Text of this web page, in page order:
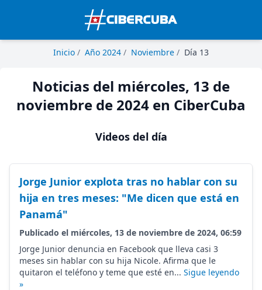
Inicio / Año 2024 / Noviembre / Día 13
Noticias del miércoles, 13 de
noviembre de 2024 en CiberCuba
Videos del día
Jorge Junior explota tras no hablar con su
hija en tres meses: "Me dicen que está en
Panamá"
Publicado el miércoles, 13 de noviembre de 2024, 06:59
Jorge Junior denuncia en Facebook que lleva casi 3
meses sin hablar con su hija Nicole. Afirma que le
quitaron el teléfono y teme que esté en... Sigue leyendo
»